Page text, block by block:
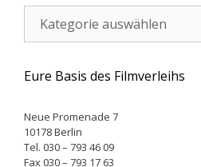
Eure Basis des Filmverleihs
Neue Promenade 7
10178 Berlin
Tel. 030 – 793 46 09
Fax 030 – 793 17 63